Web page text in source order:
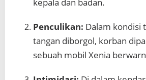
Penculikan: Dalam kondisi
tangan diborgol, korban
sebuah mobil Xenia